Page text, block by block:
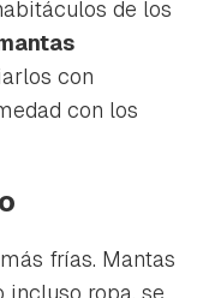
de los
con
con los
frías. Mantas